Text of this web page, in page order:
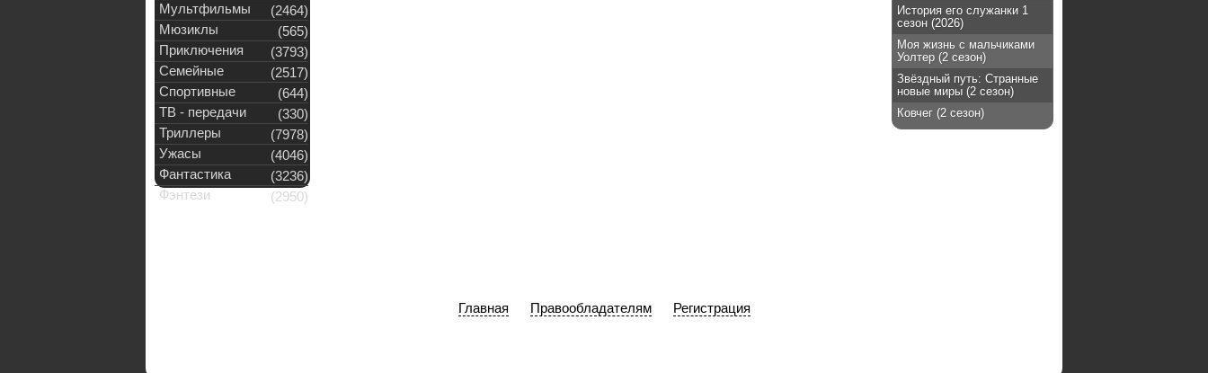
Мультфильмы
(2464)
Мюзиклы
(565)
Приключения
(3793)
Семейные
(2517)
Спортивные
(644)
ТВ - передачи
(330)
Триллеры
(7978)
Ужасы
(4046)
Фантастика
(3236)
Фэнтези
(2950)
История его служанки 1
сезон (2026)
Моя жизнь с мальчиками
Уолтер (2 сезон)
Звёздный путь: Странные
новые миры (2 сезон)
Ковчег (2 сезон)
Главная Правообладателям Регистрация